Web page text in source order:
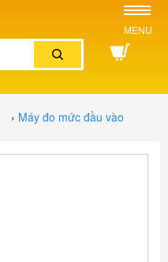
MENU
› Máy đo mức đầu vào